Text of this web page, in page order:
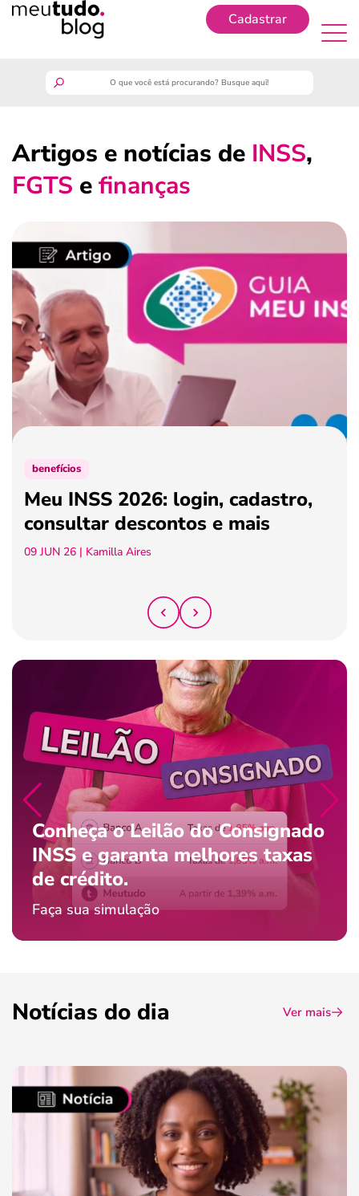
Cadastrar
guia do trabalhador
benefícios
crédito fácil
últimas notícias
ferramentas
Artigos e notícias de INSS,
FGTS efinanças
benefícios
Meu INSS 2026: login, cadastro,
consultar descontos e mais
09 JUN 26 | Kamilla Aires
Conheça o Leilão do Consignado
INSS e garanta melhores taxas
de crédito.
Faça sua simulação
Notícias do dia Ver mais